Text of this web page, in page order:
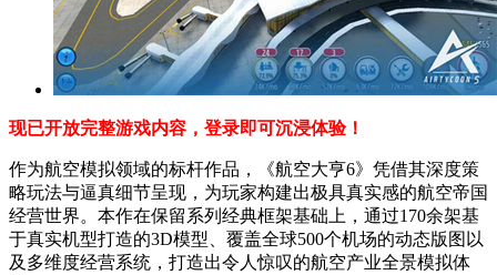
现已开放完整游戏内容，登录即可沉浸体验！
作为航空模拟领域的标杆作品，《航空大亨6》凭借其深度策
略玩法与逼真细节呈现，为玩家构建出极具真实感的航空帝国
经营世界。本作在保留系列经典框架基础上，通过170余架基
于真实机型打造的3D模型、覆盖全球500个机场的动态版图以
及多维度经营系统，打造出令人惊叹的航空产业全景模拟体